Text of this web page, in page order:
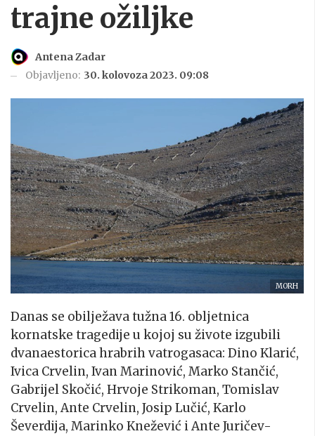
trajne ožiljke
Antena Zadar
Objavljeno: 30. kolovoza 2023. 09:08
MORH
Danas se obilježava tužna 16. obljetnica
kornatske tragedije u kojoj su živote izgubili
dvanaestorica hrabrih vatrogasaca: Dino Klarić,
Ivica Crvelin, Ivan Marinović, Marko Stančić,
Gabrijel Skočić, Hrvoje Strikoman, Tomislav
Crvelin, Ante Crvelin, Josip Lučić, Karlo
Ševerdija, Marinko Knežević i Ante Juričev-